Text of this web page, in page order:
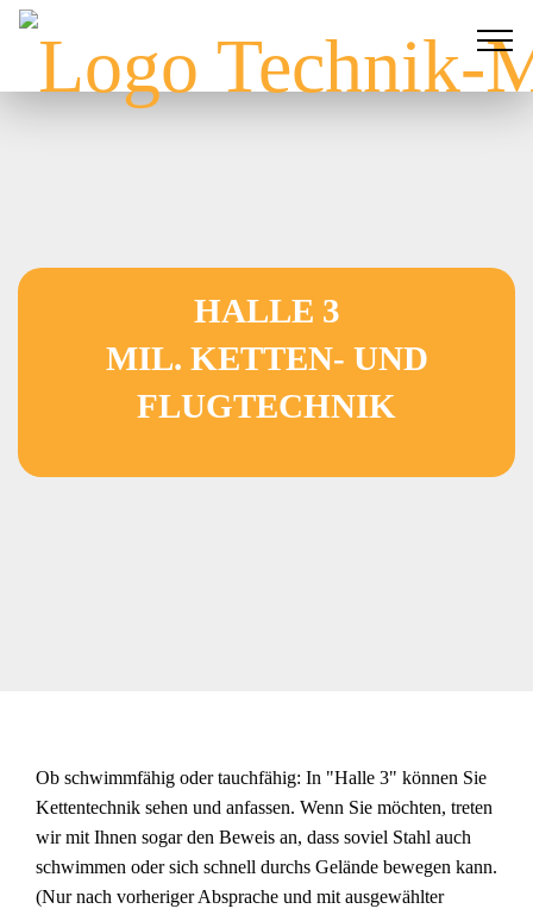
HALLE 3
MIL. KETTEN- UND
FLUGTECHNIK
Ob schwimmfähig oder tauchfähig: In "Halle 3" können Sie
Kettentechnik sehen und anfassen. Wenn Sie möchten, treten
wir mit Ihnen sogar den Beweis an, dass soviel Stahl auch
schwimmen oder sich schnell durchs Gelände bewegen kann.
(Nur nach vorheriger Absprache und mit ausgewählter